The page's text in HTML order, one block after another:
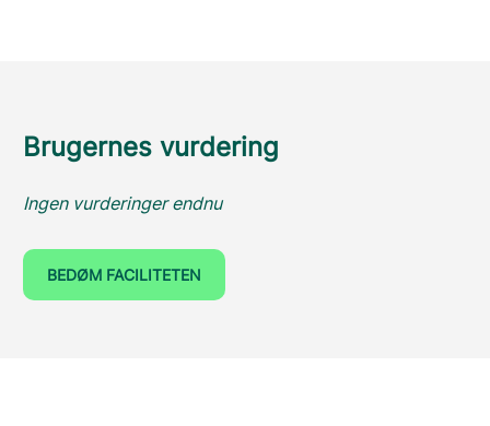
Brugernes vurdering
Ingen vurderinger endnu
BEDØM FACILITETEN